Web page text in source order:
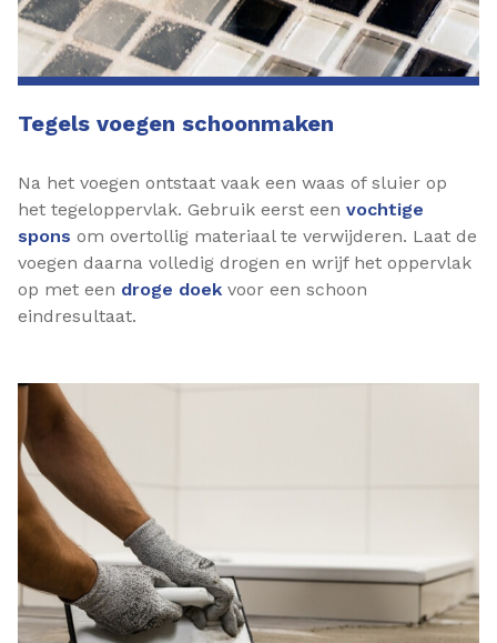
Tegels voegen schoonmaken
Na het voegen ontstaat vaak een waas of sluier op
het tegeloppervlak. Gebruik eerst een vochtige
spons om overtollig materiaal te verwijderen. Laat de
voegen daarna volledig drogen en wrijf het oppervlak
op met een droge doek voor een schoon
eindresultaat.